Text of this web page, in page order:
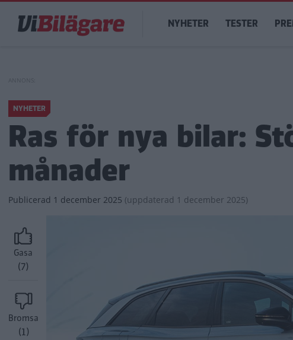
huvudinnehåll
Main
navigation
NYHETER TESTER
NYHETER
Ras för nya bilar:
månader
Publicerad 1 december 2025 (uppdaterad 1 december 2025)
Gasa
(7)
Bromsa
(1)